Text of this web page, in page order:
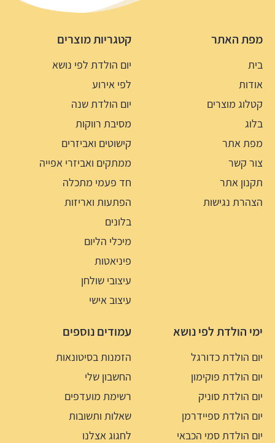
מפת האתר
בית
אודות
קטלוג מוצרים
בלוג
מפת אתר
צור קשר
תקנון אתר
הצהרת נגישות
קטגריות מוצרים
יום הולדת לפי נושא
לפי אירוע
יום הולדת שנה
מסיבת רווקות
קישוטים ואביזרים
ממתקים ואביזרי אפייה
חד פעמי מתכלה
הפתעות ואריזות
בלונים
מיכלי הליום
פיניאטות
עיצובי שולחן
עיצוב אישי
ימי הולדת לפי נושא
יום הולדת כדורגל
יום הולדת פוקימון
יום הולדת סוניק
יום הולדת ספיידרמן
יום הולדת סמי הכבאי
עמודים נוספים
הזמנות בסיטונאות
החשבון שלי
רשימת מועדפים
שאלות ותשובות
לחגוג אצלנו